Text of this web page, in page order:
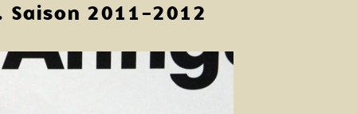
2011-2012